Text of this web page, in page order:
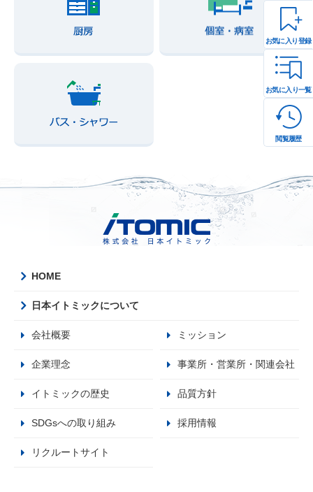
お気に入り登録
お気に入り一覧
閲覧履歴
HOME
日本イトミックについて
会社概要 ミッション
企業理念 事業所・営業所・関連会社
イトミックの歴史 品質方針
SDGsへの取り組み 採用情報
リクルートサイト